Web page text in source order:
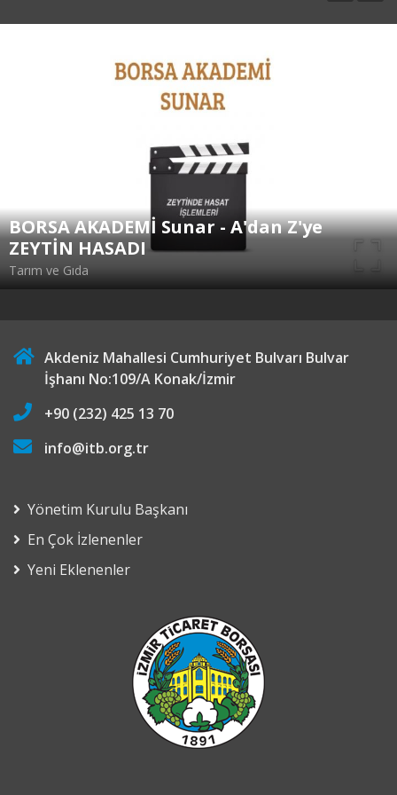
BORSA AKADEMİ Sunar - A'dan Z'ye
ZEYTİN HASADI
Tarım ve Gıda
Akdeniz Mahallesi Cumhuriyet Bulvarı Bulvar
İşhanı No:109/A Konak/İzmir
+90 (232) 425 13 70
info@itb.org.tr
Yönetim Kurulu Başkanı
En Çok İzlenenler
Yeni Eklenenler